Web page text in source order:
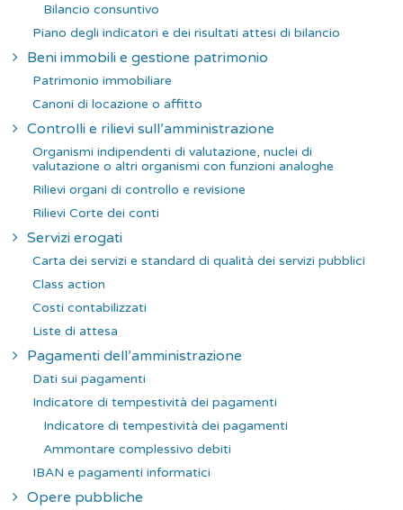
Bilancio consuntivo
Piano degli indicatori e dei risultati attesi di bilancio
Beni immobili e gestione patrimonio
Patrimonio immobiliare
Canoni di locazione o affitto
Controlli e rilievi sull’amministrazione
Organismi indipendenti di valutazione, nuclei di
valutazione o altri organismi con funzioni analoghe
Rilievi organi di controllo e revisione
Rilievi Corte dei conti
Servizi erogati
Carta dei servizi e standard di qualità dei servizi pubblici
Class action
Costi contabilizzati
Liste di attesa
Pagamenti dell’amministrazione
Dati sui pagamenti
Indicatore di tempestività dei pagamenti
Indicatore di tempestività dei pagamenti
Ammontare complessivo debiti
IBAN e pagamenti informatici
Opere pubbliche